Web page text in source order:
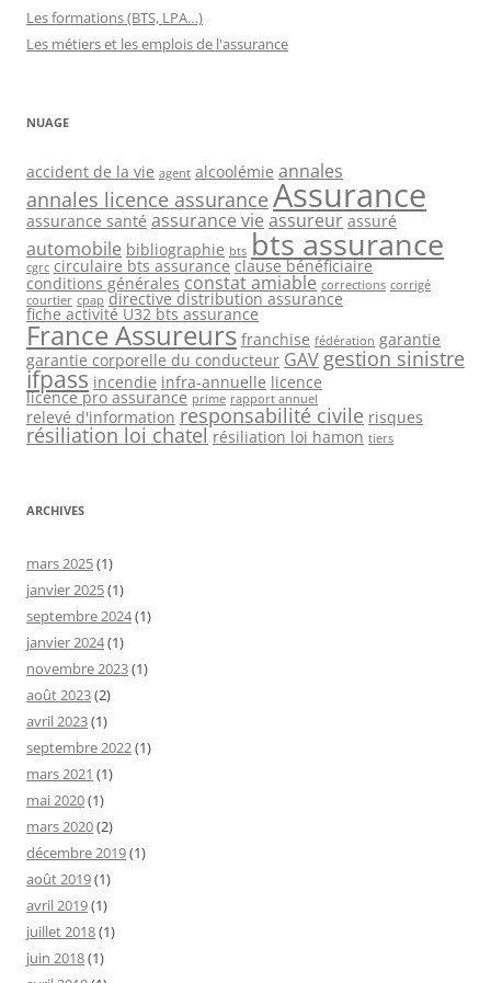
Les formations (BTS, LPA…)
Les métiers et les emplois de l'assurance
NUAGE
accident de la vie agent alcoolémie annales
annales licence assurance Assurance
assurance santé assurance vie assureur assuré
automobile bibliographie bts bts assurance
cgrc circulaire bts assurance clause bénéficiaire
conditions générales constat amiable corrections corrigé
courtier cpap directive distribution assurance
fiche activité U32 bts assurance
France Assureurs franchise fédération garantie
garantie corporelle du conducteur GAV gestion sinistre
ifpass incendie infra-annuelle licence
licence pro assurance prime rapport annuel
relevé d'information responsabilité civile risques
résiliation loi chatel résiliation loi hamon tiers
ARCHIVES
mars 2025(1)
janvier 2025(1)
septembre 2024(1)
janvier 2024(1)
novembre 2023(1)
août 2023(2)
avril 2023(1)
septembre 2022(1)
mars 2021 (1)
mai 2020(1)
mars 2020(2)
décembre 2019(1)
août 2019(1)
avril 2019(1)
juillet 2018(1)
juin 2018(1)